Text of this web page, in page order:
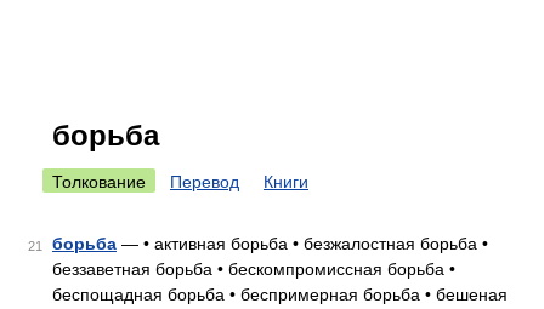
борьба
Толкование Перевод Книги
21 борьба — • активная борьба • безжалостная борьба •
беззаветная борьба • бескомпромиссная борьба •
беспощадная борьба • беспримерная борьба • бешеная